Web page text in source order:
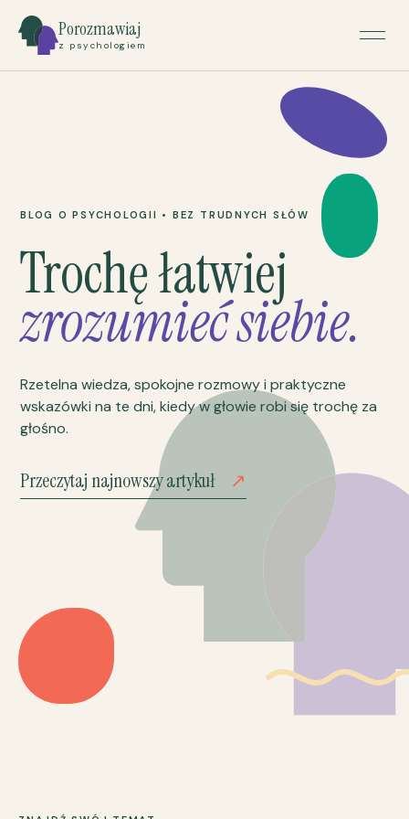
Porozmawiaj
z psychologiem
BLOG O PSYCHOLOGII • BEZ TRUDNYCH SŁÓW
Trochę łatwiej
zrozumieć siebie.
Rzetelna wiedza, spokojne rozmowy i praktyczne
wskazówki na te dni, kiedy w głowie robi się trochę za
głośno.
Przeczytaj najnowszy artykuł ↗